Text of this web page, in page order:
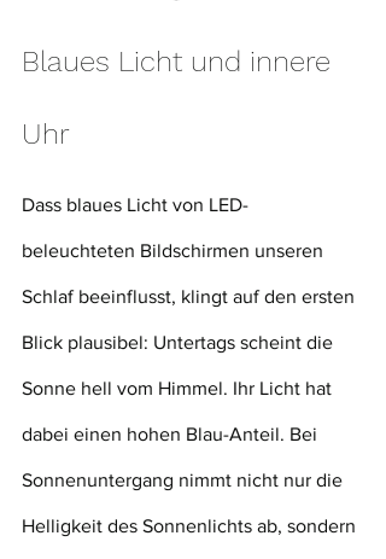
Blaues Licht und innere
Uhr
Dass blaues Licht von LED-
beleuchteten Bildschirmen unseren
Schlaf beeinflusst, klingt auf den ersten
Blick plausibel: Untertags scheint die
Sonne hell vom Himmel. Ihr Licht hat
dabei einen hohen Blau-Anteil. Bei
Sonnenuntergang nimmt nicht nur die
Helligkeit des Sonnenlichts ab, sondern